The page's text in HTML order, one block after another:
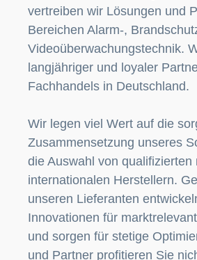
vertreiben wir Lösungen und
Bereichen Alarm-,
Videoüberwachungstechnik.
langjähriger und loyaler
Fachhandels in Deutschland.
Wir legen viel Wert auf die
Zusammensetzung unseres
die Auswahl von qualifizierten
internationalen Herstellern.
unseren Lieferanten
Innovationen für
und sorgen für stetige
und Partner profitieren Sie